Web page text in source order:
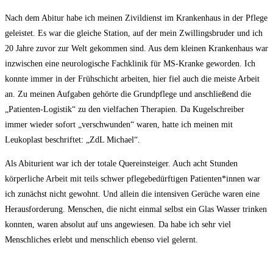
Nach dem Abitur habe ich meinen Zivildienst im Krankenhaus in der Pflege
geleistet. Es war die gleiche Station, auf der mein Zwillingsbruder und ich
20 Jahre zuvor zur Welt gekommen sind. Aus dem kleinen Krankenhaus war
inzwischen eine neurologische Fachklinik für MS-Kranke geworden. Ich
konnte immer in der Frühschicht arbeiten, hier fiel auch die meiste Arbeit
an. Zu meinen Aufgaben gehörte die Grundpflege und anschließend die
„Patienten-Logistik“ zu den vielfachen Therapien. Da Kugelschreiber
immer wieder sofort „verschwunden“ waren, hatte ich meinen mit
Leukoplast beschriftet: „ZdL Michael“.
Als Abiturient war ich der totale Quereinsteiger. Auch acht Stunden
körperliche Arbeit mit teils schwer pflegebedürftigen Patienten*innen war
ich zunächst nicht gewohnt. Und allein die intensiven Gerüche waren eine
Herausforderung. Menschen, die nicht einmal selbst ein Glas Wasser trinken
konnten, waren absolut auf uns angewiesen. Da habe ich sehr viel
Menschliches erlebt und menschlich ebenso viel gelernt.